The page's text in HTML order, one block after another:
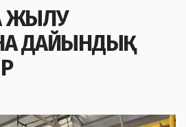
ЖЫЛУ
ДАЙЫНДЫҚ